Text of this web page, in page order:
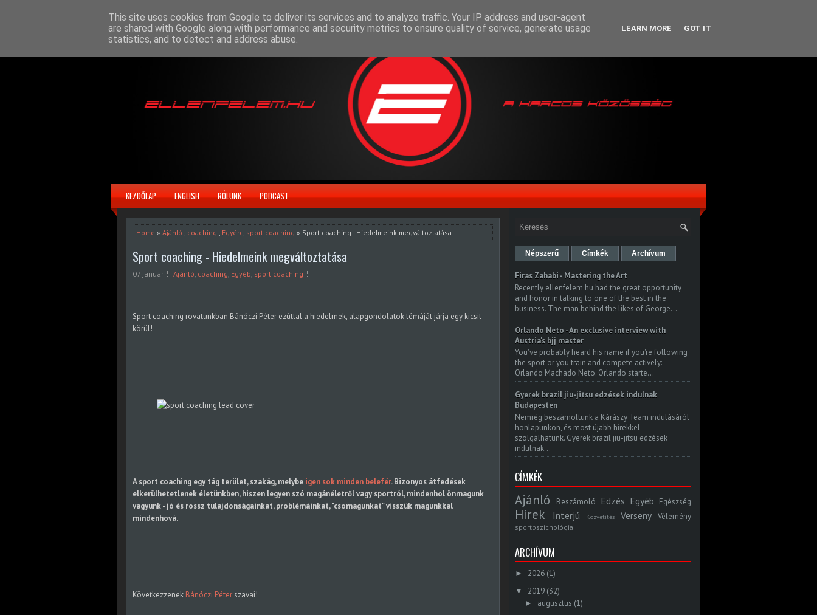
KEZDŐLAP ENGLISH RÓLUNK PODCAST
Home » Ajánló , coaching , Egyéb , sport coaching » Sport coaching - Hiedelmeink megváltoztatása
Sport coaching - Hiedelmeink megváltoztatása
07 január Ajánló, coaching, Egyéb, sport coaching
Sport coaching rovatunkban Bánóczi Péter ezúttal a hiedelmek, alapgondolatok témáját járja egy kicsit
körül!
A sport coaching egy tág terület, szakág, melybe igen sok minden belefér. Bizonyos átfedések
elkerülhetetlenek életünkben, hiszen legyen szó magánéletről vagy sportról, mindenhol önmagunk
vagyunk - jó és rossz tulajdonságainkat, problémáinkat, "csomagunkat" visszük magunkkal
mindenhová.
Következzenek Bánóczi Péter szavai!
Népszerű Címkék Archívum
Firas Zahabi - Mastering the Art
Recently ellenfelem.hu had the great opportunity
and honor in talking to one of the best in the
business. The man behind the likes of George...
Orlando Neto - An exclusive interview with
Austria's bjj master
You've probably heard his name if you're following
the sport or you train and compete actively:
Orlando Machado Neto. Orlando starte...
Gyerek brazil jiu-jitsu edzések indulnak
Budapesten
Nemrég beszámoltunk a Kárászy Team indulásáról
honlapunkon, és most újabb hírekkel
szolgálhatunk. Gyerek brazil jiu-jitsu edzések
indulnak...
CÍMKÉK
Ajánló Beszámoló Edzés Egyéb Egészség
Hírek Interjú Közvetítés Verseny Vélemény
sportpszichológia
ARCHÍVUM
► 2026 (1)
▼ 2019 (32)
► augusztus (1)
This site uses cookies from Google to deliver its services and to analyze traffic. Your IP address and user-agent
are shared with Google along with performance and security metrics to ensure quality of service, generate usage
statistics, and to detect and address abuse.
LEARN MORE GOT IT